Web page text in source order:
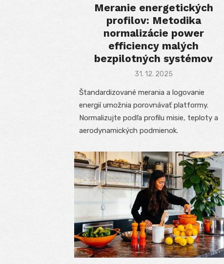
Meranie energetických
profilov: Metodika
normalizácie power
efficiency malých
bezpilotných systémov
Posted
31. 12. 2025
Štandardizované merania a logovanie
energií umožnia porovnávať platformy.
Normalizujte podľa profilu misie, teploty a
aerodynamických podmienok.